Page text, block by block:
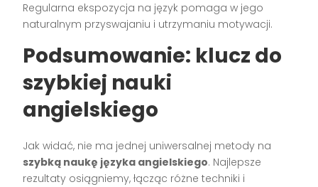
Regularna ekspozycja na język pomaga w jego
naturalnym przyswajaniu i utrzymaniu motywacji.
Podsumowanie: klucz do
szybkiej nauki
angielskiego
Jak widać, nie ma jednej uniwersalnej metody na
szybką naukę języka angielskiego. Najlepsze
rezultaty osiągniemy, łącząc różne techniki i